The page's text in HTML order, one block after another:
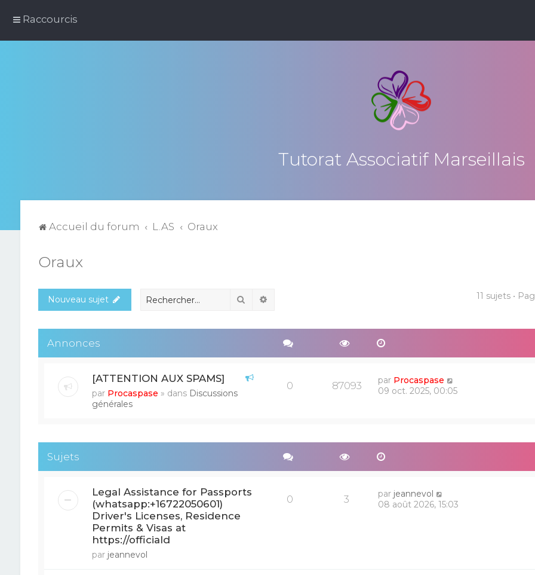
Raccourcis
Tutorat Associatif Marseillais
Accueil du forum L.AS Oraux
Oraux
Nouveau sujet Rechercher 11 sujets •
Annonces
[ATTENTION AUX SPAMS]
par Procaspase » dans Discussions
générales
0 87093 par Procaspase
09 oct. 2025, 00:05
Sujets
Legal Assistance for Passports
(whatsapp:+16722050601)
Driver's Licenses, Residence
Permits & Visas at
https://officiald
par jeannevol
0 3 par jeannevol
08 août 2026, 15:03